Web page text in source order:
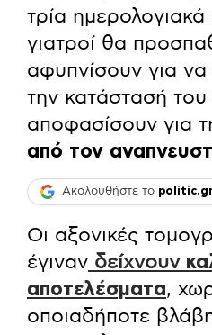
τρία ημερολογιακά
γιατροί θα
αφυπνίσουν για
την κατάστασή του
αποφασίσουν για
από τον
Ακολουθήστε το politic.gr
Οι αξονικές
έγιναν δείχνουν
αποτελέσματα,
οποιαδήποτε